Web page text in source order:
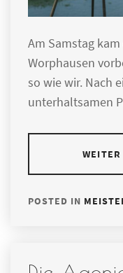
Am Samstag
Worphausen
so wie wir. Nach
unterhaltsamen
POSTED IN